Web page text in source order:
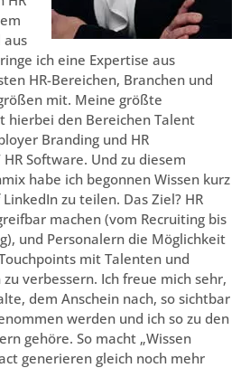
aus
ich eine Expertise aus
HR-Bereichen, Branchen und
mit. Meine größte
hierbei den Bereichen Talent
Branding und HR
Software. Und zu diesem
habe ich begonnen Wissen kurz
zu teilen. Das Ziel? HR
machen (vom Recruiting bis
und Personalern die Möglichkeit
mit Talenten und
verbessern. Ich freue mich sehr,
dem Anschein nach, so sichtbar
werden und ich so zu den
gehöre. So macht „Wissen
generieren gleich noch mehr